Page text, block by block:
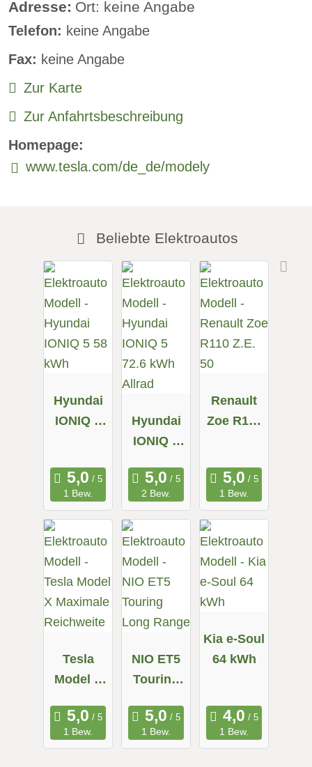
Sprachsteuerung:
Rückfahrkamera
Sitzheizung vorne:
Sitzheizung hinten:
verfügbar
Freisprecheinrichtung:
Adresse: Ort: keine Angabe
Telefon: keine Angabe
Fax: keine Angabe
Zur Karte
Zur Anfahrtsbeschreibung
Homepage:
www.tesla.com/de_de/modely
Beliebte Elektroautos
Hyundai
IONIQ 5
1 Bew.
Hyundai
IONIQ 5
Allrad
2 Bew.
Renault
Zoe R110
1 Bew.
Tesla
Model X
Reichweit
e
1 Bew.
NIO ET5
Touring
Range
1 Bew.
Kia e-Soul
64 kWh
1 Bew.